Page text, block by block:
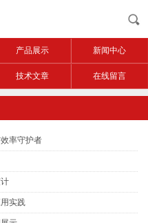
产品展示 新闻中心
技术文章 在线留言
率守护者
实践